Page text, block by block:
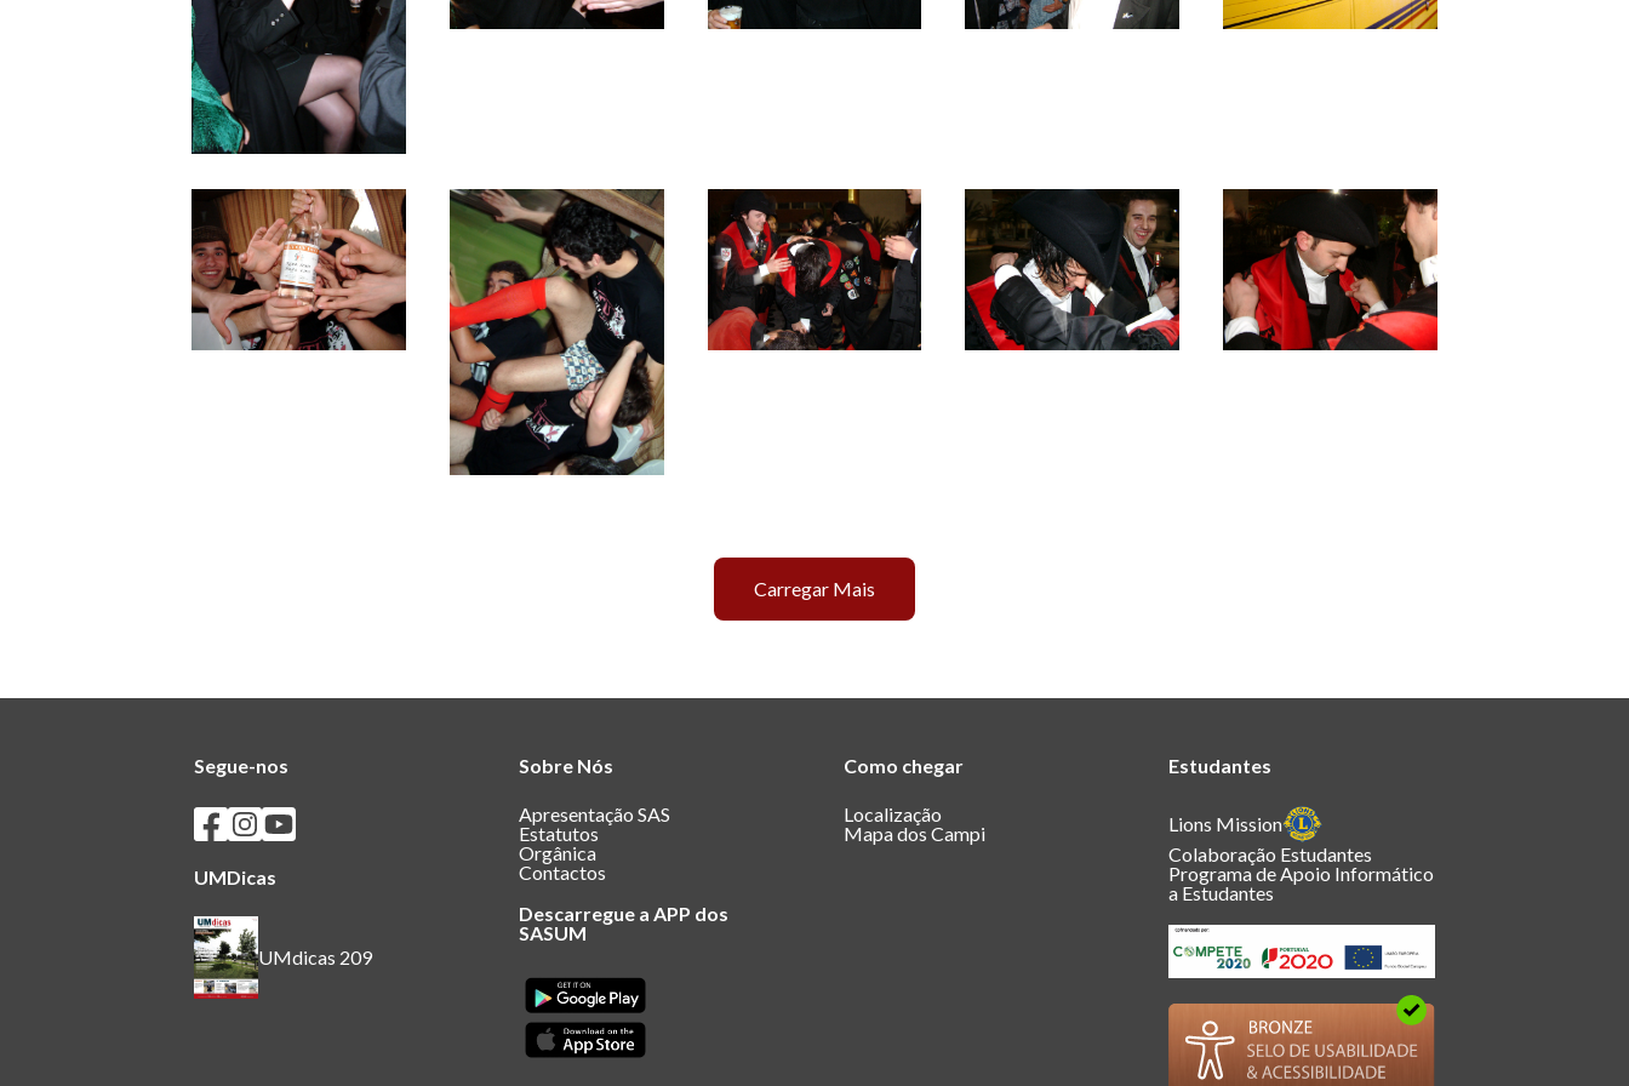
Carregar Mais
Segue-nos
Seguir os SASUM no Facebook
Seguir os SASUM no Instagram
Seguir os SASUM no Youtube
UMDicas
UMdicas 209
Sobre Nós
Apresentação SAS
Estatutos
Orgânica
Contactos
Descarregue a APP dos
SASUM
Como chegar
Localização
Mapa dos Campi
Estudantes
Lions Mission
Colaboração Estudantes
Programa de Apoio Informático
a Estudantes